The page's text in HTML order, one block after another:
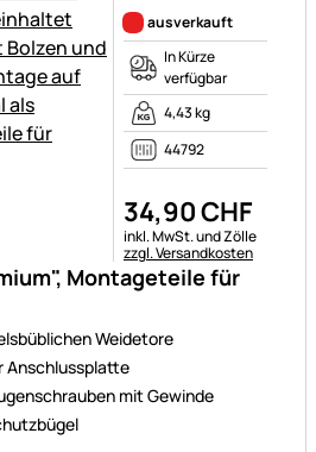
Montageteile für
Weidetore
Anschlussplatte
mit Gewinde
ausverkauft
In Kürze
verfügbar
4,43 kg
44792
34,90CHF
Steuerhinweis:
inkl. MwSt. und Zölle
zzgl. Versandkosten